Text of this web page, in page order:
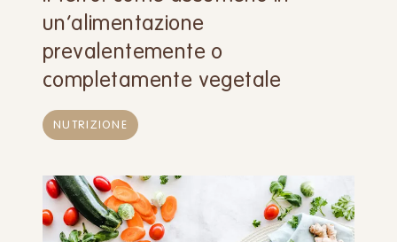
un’alimentazione
prevalentemente o
completamente vegetale
NUTRIZIONE